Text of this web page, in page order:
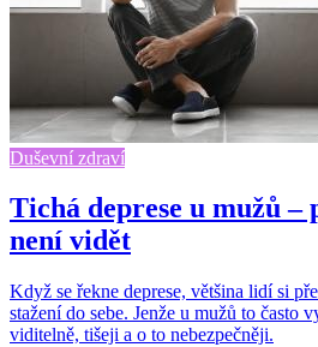
Duševní zdraví
Tichá deprese u mužů
není vidět
Když se řekne deprese, většina lidí si
stažení do sebe. Jenže u mužů to často
viditelně, tišeji a o to nebezpečněji.